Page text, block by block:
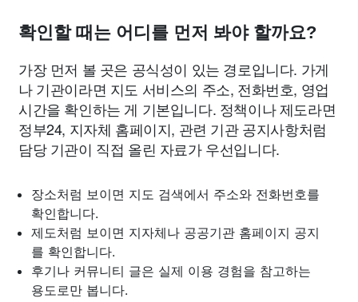
확인할 때는 어디를 먼저 봐야 할까요?
가장 먼저 볼 곳은 공식성이 있는 경로입니다. 가게
나 기관이라면 지도 서비스의 주소, 전화번호, 영업
시간을 확인하는 게 기본입니다. 정책이나 제도라면
정부24, 지자체 홈페이지, 관련 기관 공지사항처럼
담당 기관이 직접 올린 자료가 우선입니다.
장소처럼 보이면 지도 검색에서 주소와 전화번호를
확인합니다.
제도처럼 보이면 지자체나 공공기관 홈페이지 공지
를 확인합니다.
후기나 커뮤니티 글은 실제 이용 경험을 참고하는
용도로만 봅니다.